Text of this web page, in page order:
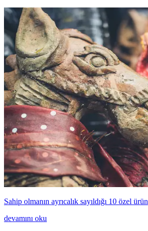
Sahip olmanın ayrıcalık sayıldığı 10 özel ürün
devamını oku